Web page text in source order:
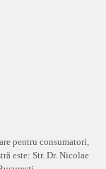
pentru consumatori,
este: Str. Dr. Nicolae